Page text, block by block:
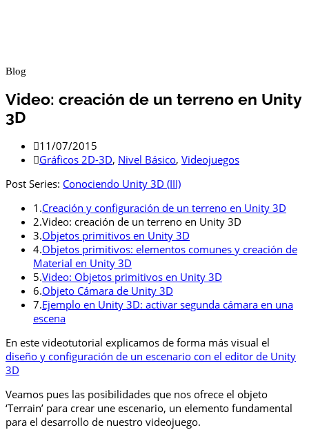
Blog
Video: creación de un terreno en Unity
3D
11/07/2015
Gráficos 2D-3D, Nivel Básico, Videojuegos
Post Series: Conociendo Unity 3D (III)
1.Creación y configuración de un terreno en Unity 3D
2.Video: creación de un terreno en Unity 3D
3.Objetos primitivos en Unity 3D
4.Objetos primitivos: elementos comunes y creación de
Material en Unity 3D
5.Video: Objetos primitivos en Unity 3D
6.Objeto Cámara de Unity 3D
7.Ejemplo en Unity 3D: activar segunda cámara en una
escena
En este videotutorial explicamos de forma más visual el
diseño y configuración de un escenario con el editor de Unity
3D
Veamos pues las posibilidades que nos ofrece el objeto
‘Terrain’ para crear une escenario, un elemento fundamental
para el desarrollo de nuestro videojuego.